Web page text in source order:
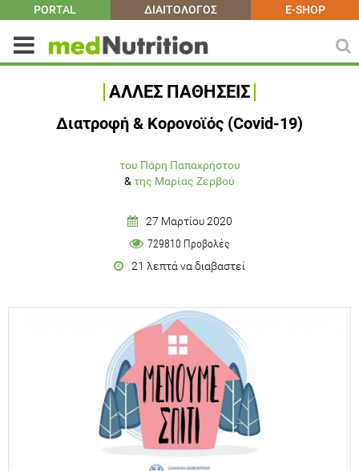
PORTAL ΔΙΑΙΤΟΛΟΓΟΣ E-SHOP
ΑΛΛΕΣ ΠΑΘΗΣΕΙΣ
Διατροφή & Κορονοϊός (Covid-19)
του Πάρη Παπαχρήστου
& της Μαρίας Ζερβού
27 Μαρτίου 2020
729810 Προβολές
21 λεπτά να διαβαστεί